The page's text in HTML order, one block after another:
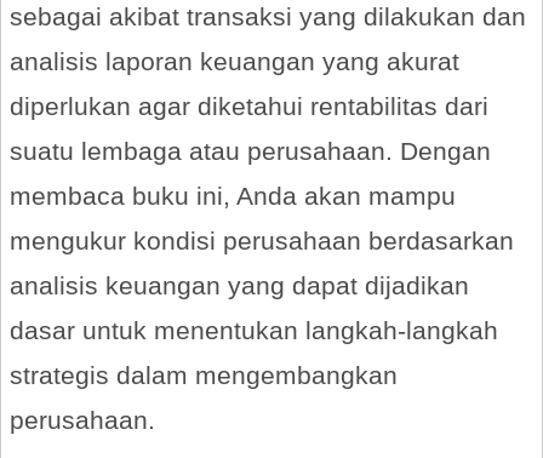
sebagai akibat transaksi yang dilakukan dan
analisis laporan keuangan yang akurat
diperlukan agar diketahui rentabilitas dari
suatu lembaga atau perusahaan. Dengan
membaca buku ini, Anda akan mampu
mengukur kondisi perusahaan berdasarkan
analisis keuangan yang dapat dijadikan
dasar untuk menentukan langkah-langkah
strategis dalam mengembangkan
perusahaan.